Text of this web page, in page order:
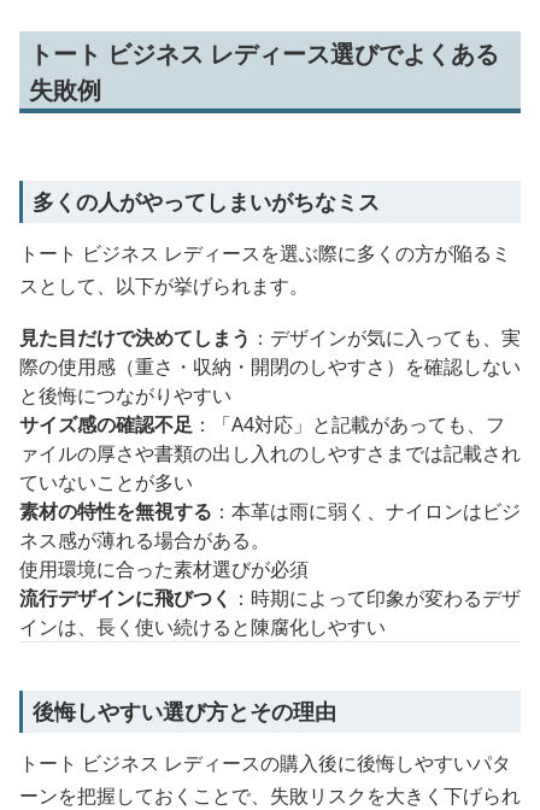
トート ビジネス レディース選びでよくある
失敗例
多くの人がやってしまいがちなミス
トート ビジネス レディースを選ぶ際に多くの方が陥るミ
スとして、以下が挙げられます。
見た目だけで決めてしまう ：デザインが気に入っても、実
際の使用感（重さ・収納・開閉のしやすさ）を確認しない
と後悔につながりやすい
サイズ感の確認不足 ：「A4対応」と記載があっても、フ
ァイルの厚さや書類の出し入れのしやすさまでは記載され
ていないことが多い
素材の特性を無視する ：本革は雨に弱く、ナイロンはビジ
ネス感が薄れる場合がある。
使用環境に合った素材選びが必須
流行デザインに飛びつく ：時期によって印象が変わるデザ
インは、長く使い続けると陳腐化しやすい
後悔しやすい選び方とその理由
トート ビジネス レディースの購入後に後悔しやすいパタ
ーンを把握しておくことで、失敗リスクを大きく下げられ